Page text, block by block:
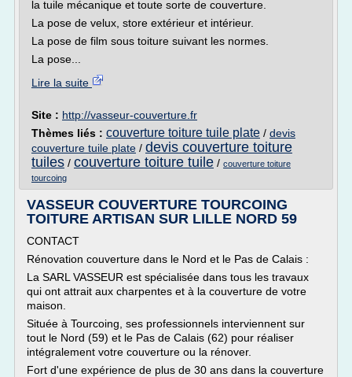
la tuile mécanique et toute sorte de couverture.
La pose de velux, store extérieur et intérieur.
La pose de film sous toiture suivant les normes.
La pose...
Lire la suite
Site : http://vasseur-couverture.fr
Thèmes liés : couverture toiture tuile plate / devis
couverture tuile plate / devis couverture toiture
tuiles / couverture toiture tuile / couverture toiture
tourcoing
VASSEUR COUVERTURE TOURCOING
TOITURE ARTISAN SUR LILLE NORD 59
CONTACT
Rénovation couverture dans le Nord et le Pas de Calais :
La SARL VASSEUR est spécialisée dans tous les travaux
qui ont attrait aux charpentes et à la couverture de votre
maison.
Située à Tourcoing, ses professionnels interviennent sur
tout le Nord (59) et le Pas de Calais (62) pour réaliser
intégralement votre couverture ou la rénover.
Fort d'une expérience de plus de 30 ans dans la couverture